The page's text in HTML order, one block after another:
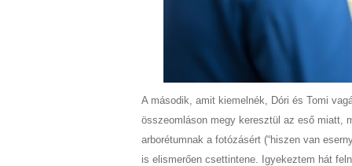
A második, amit kiemelnék, Dóri és Tomi
összeomláson megy keresztül az eső miatt,
arborétumnak a fotózásért (“hiszen van
is elismerően csettintene. Igyekeztem hát